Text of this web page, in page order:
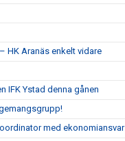
HK Aranäs enkelt vidare
IFK Ystad denna gånen
med ekonomiansvar